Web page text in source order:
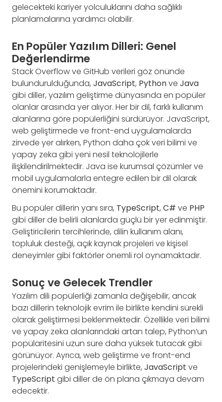
gelecekteki kariyer yolculuklarını daha sağlıklı
planlamalarına yardımcı olabilir.
En Popüler Yazılım Dilleri: Genel
Değerlendirme
Stack Overflow ve GitHub verileri göz önünde
bulundurulduğunda, JavaScript, Pythonve Java
gibi diller, yazılım geliştirme dünyasında en popüler
olanlar arasında yer alıyor. Her bir dil, farklı kullanım
alanlarına göre popülerliğini sürdürüyor. JavaScript,
web geliştirmede ve front-end uygulamalarda
zirvede yer alırken, Python daha çok veri bilimi ve
yapay zeka gibi yeni nesil teknolojilerle
ilişkilendirilmektedir. Java ise kurumsal çözümler ve
mobil uygulamalarla entegre edilen bir dil olarak
önemini korumaktadır.
Bu popüler dillerin yanı sıra, TypeScript, C# ve PHP
gibi diller de belirli alanlarda güçlü bir yer edinmiştir.
Geliştiricilerin tercihlerinde, dilin kullanım alanı,
topluluk desteği, açık kaynak projeleri ve kişisel
deneyimler gibi faktörler önemli rol oynamaktadır.
Sonuç ve Gelecek Trendler
Yazılım dili popülerliği zamanla değişebilir, ancak
bazı dillerin teknolojik evrim ile birlikte kendini sürekli
olarak geliştirmesi beklenmektedir. Özellikle veri bilimi
ve yapay zeka alanlarındaki artan talep, Python’un
popülaritesini uzun süre daha yüksek tutacak gibi
görünüyor. Ayrıca, web geliştirme ve front-end
projelerindeki genişlemeyle birlikte, JavaScript ve
TypeScript gibi diller de ön plana çıkmaya devam
edecektir.